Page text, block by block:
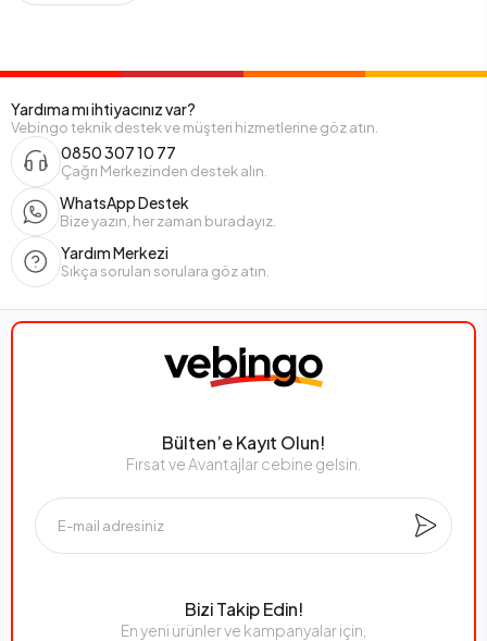
Yardıma mı ihtiyacınız var?
Vebingo teknik destek ve müşteri hizmetlerine göz atın.
0850 307 10 77
Çağrı Merkezinden destek alın.
WhatsApp Destek
Bize yazın, her zaman buradayız.
Yardım Merkezi
Sıkça sorulan sorulara göz atın.
Bülten’e Kayıt Olun!
Fırsat ve Avantajlar cebine gelsin.
Bizi Takip Edin!
En yeni ürünler ve kampanyalar için,